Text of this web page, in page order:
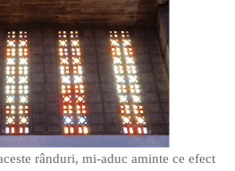
rânduri, mi-aduc aminte ce efect